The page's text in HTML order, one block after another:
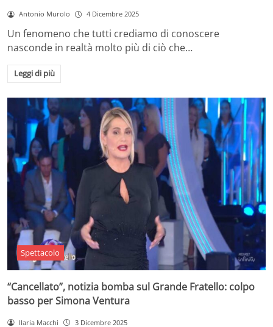
Antonio Murolo 4 Dicembre 2025
Un fenomeno che tutti crediamo di conoscere
nasconde in realtà molto più di ciò che…
Leggi di più
Spettacolo
“Cancellato”, notizia bomba sul Grande Fratello: colpo
basso per Simona Ventura
Ilaria Macchi 3 Dicembre 2025